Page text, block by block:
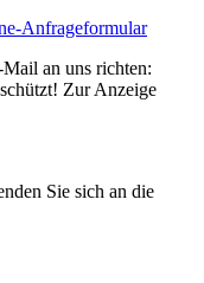
Anfrageformular
an uns richten:
Zur Anzeige
Sie sich an die